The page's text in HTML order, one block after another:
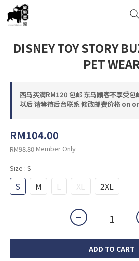
DISNEY TOY STORY
PET WEAR
西马买满RM120 包邮 东马顾客不享受包
以后 请等待后台联系 修改邮费价格 on
RM104.00
RM98.80Member Only
Size : S
S M L XL 2XL
ADD TO CART